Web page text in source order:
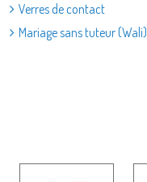
Verres de contact
Mariage sans tuteur (Wali)